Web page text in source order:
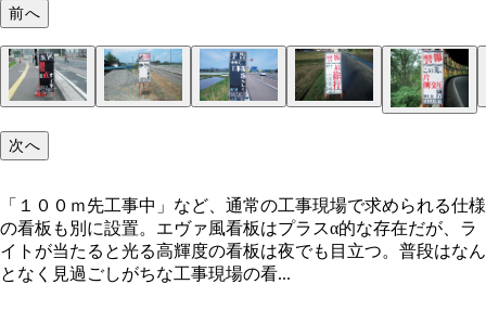
立つ。
前へ
次へ
「１００ｍ先工事中」など、通常の工事現場で求められる仕様
の看板も別に設置。エヴァ風看板はプラスα的な存在だが、ラ
イトが当たると光る高輝度の看板は夜でも目立つ。普段はなん
となく見過ごしがちな工事現場の看...